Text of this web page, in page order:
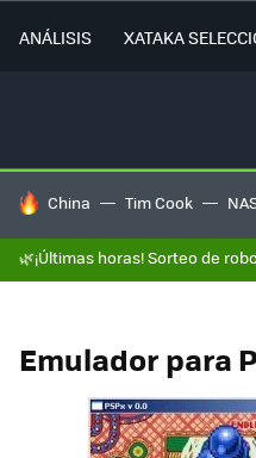
ANÁLISIS XATAKA
HOY SE HABLA DE
China Tim Cook
🌿¡Últimas horas! Sorteo de
Emulador para